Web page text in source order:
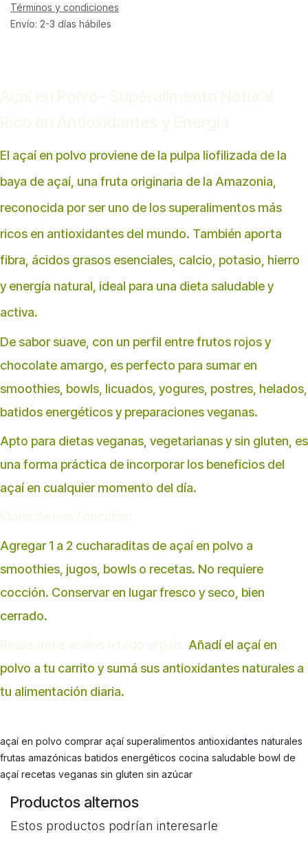
Términos y condiciones
Envío: 2-3 días hábiles
El açaí en polvo proviene de la pulpa liofilizada de la
baya de açaí, una fruta originaria de la Amazonia,
reconocida por ser uno de los superalimentos más
ricos en antioxidantes del mundo. También aporta
fibra, ácidos grasos esenciales, calcio, potasio, hierro
y energía natural, ideal para una dieta saludable y
activa.
De sabor suave, con un perfil entre frutos rojos y
chocolate amargo, es perfecto para sumar en
smoothies, bowls, licuados, yogures, postres, helados,
batidos energéticos y preparaciones veganas.
Apto para dietas veganas, vegetarianas y sin gluten, es
una forma práctica de incorporar los beneficios del
açaí en cualquier momento del día.
Agregar 1 a 2 cucharaditas de açaí en polvo a
smoothies, jugos, bowls o recetas. No requiere
cocción. Conservar en lugar fresco y seco, bien
cerrado.
Añadí el açaí en
polvo a tu carrito y sumá sus antioxidantes naturales a
tu alimentación diaria.
açaí en polvo comprar açaí superalimentos antioxidantes naturales
frutas amazónicas batidos energéticos cocina saludable bowl de
açaí recetas veganas sin gluten sin azúcar
Productos alternos
Estos productos podrían interesarle